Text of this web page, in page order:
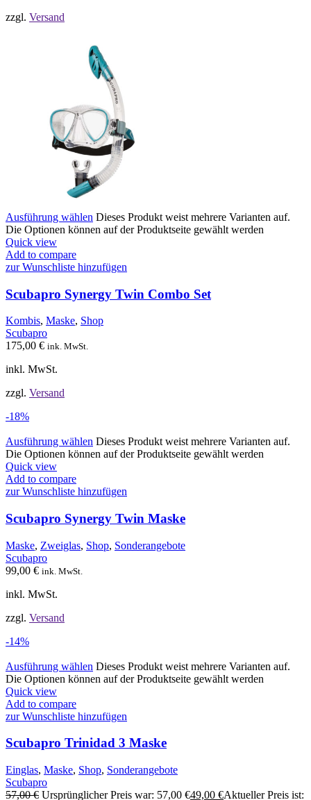
zzgl. Versand
Ausführung wählen Dieses Produkt weist mehrere Varianten auf.
Die Optionen können auf der Produktseite gewählt werden
Quick view
Add to compare
zur Wunschliste hinzufügen
Scubapro Synergy Twin Combo Set
Kombis, Maske, Shop
Scubapro
175,00 € ink. MwSt.
inkl. MwSt.
zzgl. Versand
-18%
Ausführung wählen Dieses Produkt weist mehrere Varianten auf.
Die Optionen können auf der Produktseite gewählt werden
Quick view
Add to compare
zur Wunschliste hinzufügen
Scubapro Synergy Twin Maske
Maske, Zweiglas, Shop, Sonderangebote
Scubapro
99,00 € ink. MwSt.
inkl. MwSt.
zzgl. Versand
-14%
Ausführung wählen Dieses Produkt weist mehrere Varianten auf.
Die Optionen können auf der Produktseite gewählt werden
Quick view
Add to compare
zur Wunschliste hinzufügen
Scubapro Trinidad 3 Maske
Einglas, Maske, Shop, Sonderangebote
Scubapro
57,00€ Ursprünglicher Preis war: 57,00 €49,00 €Aktueller Preis ist: